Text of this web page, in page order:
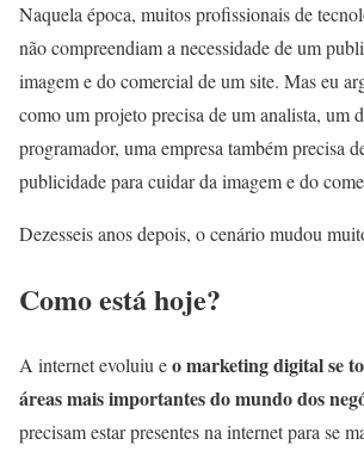
Naquela época, muitos profissionais de
não compreendiam a necessidade de um
imagem e do comercial de um site. Mas eu
como um projeto precisa de um analista, um
programador, uma empresa também precisa
publicidade para cuidar da imagem e do
Dezesseis anos depois, o cenário mudou
Como está hoje?
A internet evoluiu eo marketing digital se
áreas mais importantes do mundo dos
precisam estar presentes na internet para se